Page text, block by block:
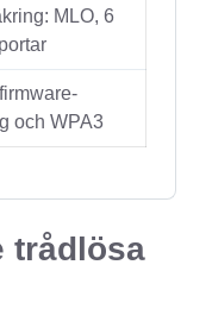
MLO, 6
och WPA3
trådlösa